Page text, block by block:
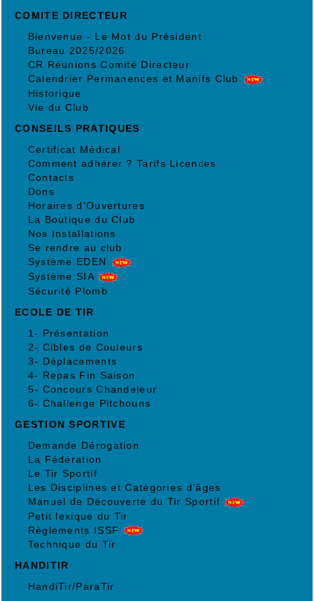
COMITE DIRECTEUR
Bienvenue - Le Mot du Président
Bureau 2025/2026
CR Réunions Comité Directeur
Calendrier Permanences et Manifs Club
Historique
Vie du Club
CONSEILS PRATIQUES
Certificat Médical
Comment adhérer ? Tarifs Licences
Contacts
Dons
Horaires d'Ouvertures
La Boutique du Club
Nos Installations
Se rendre au club
Système EDEN
Système SIA
Sécurité Plomb
ECOLE DE TIR
1- Présentation
2- Cibles de Couleurs
3- Déplacements
4- Repas Fin Saison
5- Concours Chandeleur
6- Challenge Pitchouns
GESTION SPORTIVE
Demande Dérogation
La Fédération
Le Tir Sportif
Les Disciplines et Catégories d'âges
Manuel de Découverte du Tir Sportif
Petit lexique du Tir
Règlements ISSF
Technique du Tir
HANDITIR
HandiTir/ParaTir